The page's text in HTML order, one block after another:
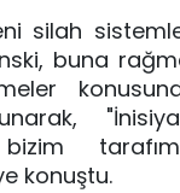
silah
buna
konuştu.